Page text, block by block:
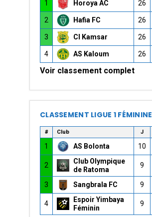
1 Horoya AC 26
2 Hafia FC 26
3 CI Kamsar 26
4 AS Kaloum 26
Voir classement complet
CLASSEMENT LIGUE 1 FÉMININE
# Club J
1 AS Bolonta 10
2
Club Olympique
de Ratoma
9
3 Sangbrala FC 9
4
Espoir Yimbaya
Féminin
9